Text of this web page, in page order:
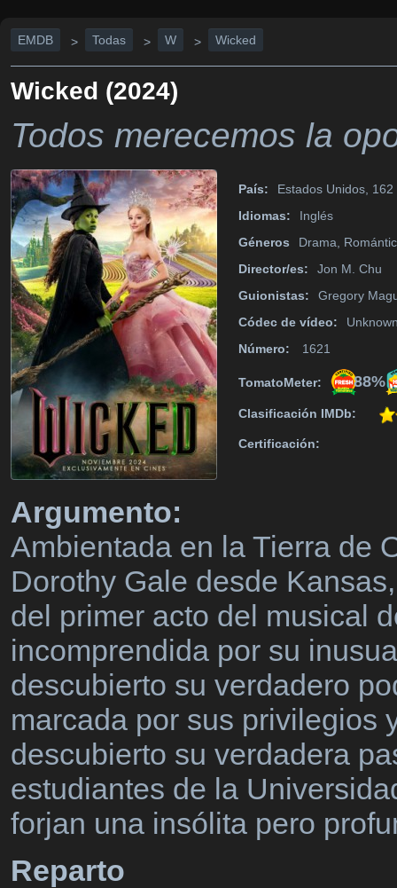
EMDB > Todas > W > Wicked
Wicked (2024)
Todos merecemos la
País:
Estados Unidos,
Idiomas:
Inglés
Géneros
Drama,
Director/es:
Jon M. Chu
Guionistas:
Gregory
Códec de vídeo:
Número:
1621
TomatoMeter: 88%
Clasificación IMDb:
Certificación:
Argumento:
Ambientada en la Tierra de
Dorothy Gale desde
del primer acto del musical
incomprendida por su
descubierto su verdadero
marcada por sus privilegios
descubierto su verdadera
estudiantes de la
forjan una insólita pero
Reparto